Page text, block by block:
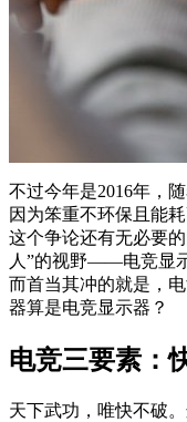
不过今年是2016年，
因为笨重不环保且能
这个争论还有无必要
人”的视野——电竞显
而首当其冲的就是，
器算是电竞显示器？
电竞三要素：
天下武功，唯快不破